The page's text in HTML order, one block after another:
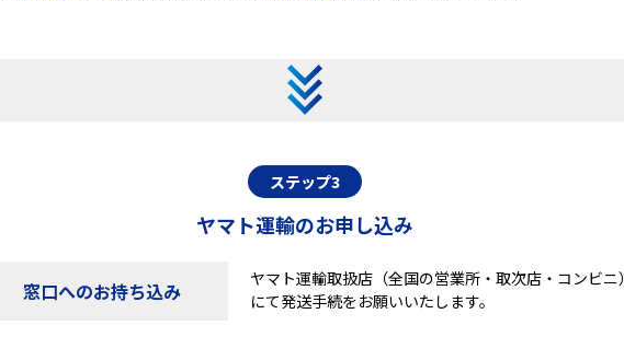
ステップ3
ヤマト運輸のお申し込み
窓口へのお持ち込み
ヤマト運輸取扱店（全国の営業所・取次店・コンビニ）
にて発送手続をお願いいたします。